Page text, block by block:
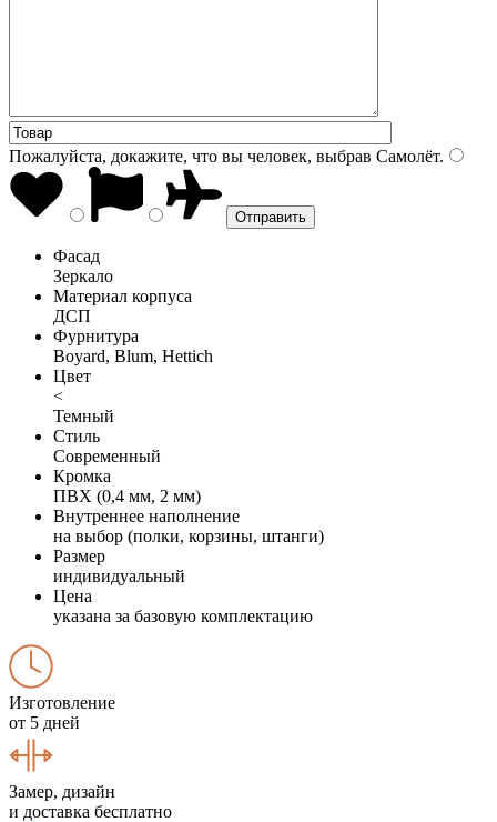
Пожалуйста, докажите, что вы человек, выбрав Самолёт.
Фасад
Зеркало
Материал корпуса
ДСП
Фурнитура
Boyard, Blum, Hettich
Цвет
<
Темный
Стиль
Современный
Кромка
ПВХ (0,4 мм, 2 мм)
Внутреннее наполнение
на выбор (полки, корзины, штанги)
Размер
индивидуальный
Цена
указана за базовую комплектацию
Изготовление
от 5 дней
Замер, дизайн
и доставка бесплатно